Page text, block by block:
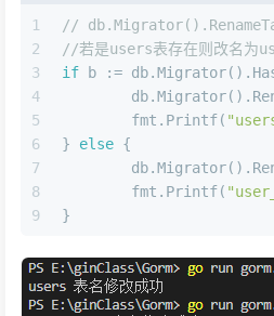
1
2
3
4
5
6
7
8
9
//
//若是users表存在则改名为
if b :=
	fmt.Printf(
} else {
	fmt.Printf(
}